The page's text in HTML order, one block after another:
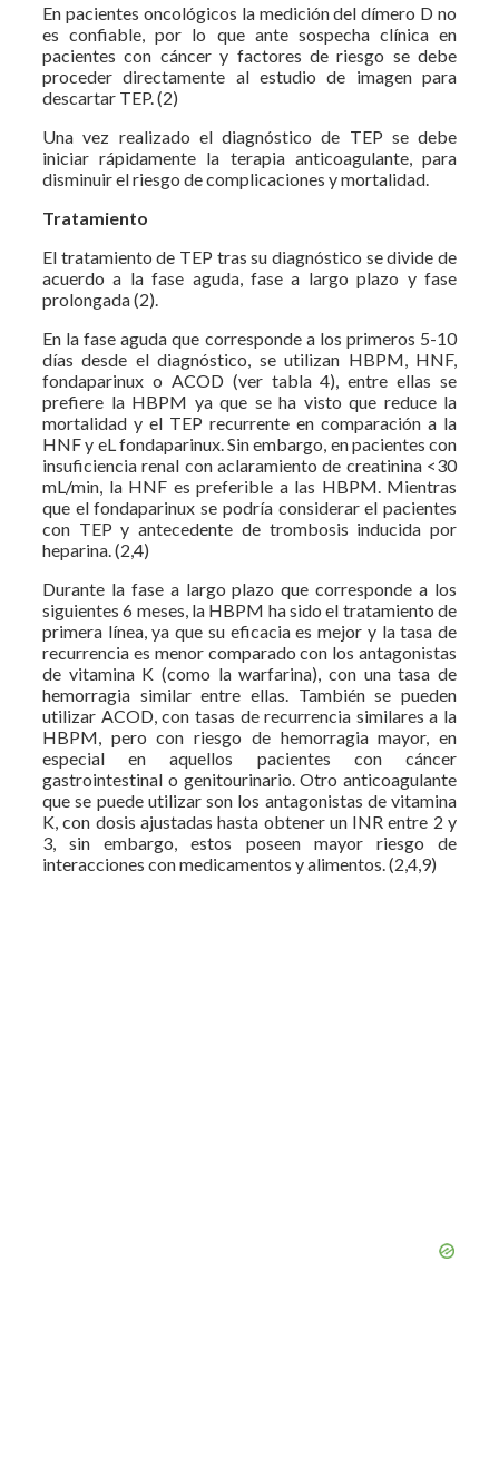
En pacientes oncológicos la medición del dímero D no
es confiable, por lo que ante sospecha clínica en
pacientes con cáncer y factores de riesgo se debe
proceder directamente al estudio de imagen para
descartar TEP. (2)
Una vez realizado el diagnóstico de TEP se debe
iniciar rápidamente la terapia anticoagulante, para
disminuir el riesgo de complicaciones y mortalidad.
Tratamiento
El tratamiento de TEP tras su diagnóstico se divide de
acuerdo a la fase aguda, fase a largo plazo y fase
prolongada (2).
En la fase aguda que corresponde a los primeros 5-10
días desde el diagnóstico, se utilizan HBPM, HNF,
fondaparinux o ACOD (ver tabla 4), entre ellas se
prefiere la HBPM ya que se ha visto que reduce la
mortalidad y el TEP recurrente en comparación a la
HNF y eL fondaparinux. Sin embargo, en pacientes con
insuficiencia renal con aclaramiento de creatinina <30
mL/min, la HNF es preferible a las HBPM. Mientras
que el fondaparinux se podría considerar el pacientes
con TEP y antecedente de trombosis inducida por
heparina. (2,4)
Durante la fase a largo plazo que corresponde a los
siguientes 6 meses, la HBPM ha sido el tratamiento de
primera línea, ya que su eficacia es mejor y la tasa de
recurrencia es menor comparado con los antagonistas
de vitamina K (como la warfarina), con una tasa de
hemorragia similar entre ellas. También se pueden
utilizar ACOD, con tasas de recurrencia similares a la
HBPM, pero con riesgo de hemorragia mayor, en
especial en aquellos pacientes con cáncer
gastrointestinal o genitourinario. Otro anticoagulante
que se puede utilizar son los antagonistas de vitamina
K, con dosis ajustadas hasta obtener un INR entre 2 y
3, sin embargo, estos poseen mayor riesgo de
interacciones con medicamentos y alimentos. (2,4,9)